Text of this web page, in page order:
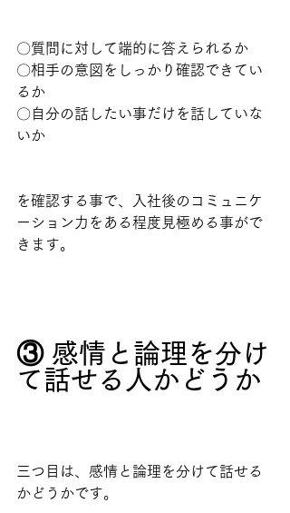
〇質問に対して端的に答えられるか
〇相手の意図をしっかり確認できてい
るか
〇自分の話したい事だけを話していな
いか
を確認する事で、入社後のコミュニケ
ーション力をある程度見極める事がで
きます。
③ 感情と論理を分け
て話せる人かどうか
三つ目は、感情と論理を分けて話せる
かどうかです。